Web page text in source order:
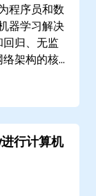
程序员和数
器学习解决
归、无监
架构的核
成熟方
评估算法局
。
行计算机